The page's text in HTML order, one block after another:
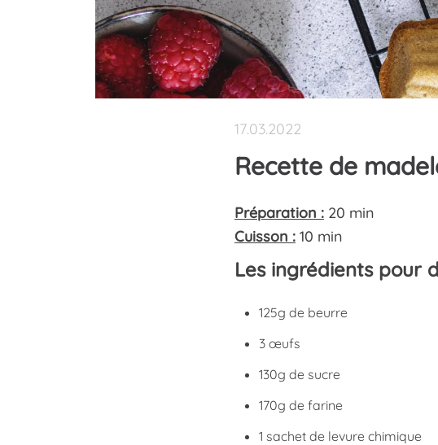
chocolats
Décoration de gâteaux
Emporte-pièces et
Tous nos produits
Nomade et éco-responsable
Appareils à fromage
Moules à glaçons
Pâques
Goûters
17.03.2022
Recette de
Préparation : 20 min
Cuisson : 10 min
Les ingrédients pour
125g de beurre
3 œufs
130g de sucre
170g de farine
1 sachet de levure chimique